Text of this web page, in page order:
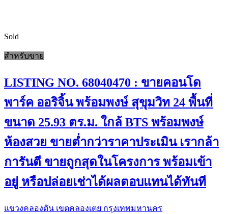
Sold
สำหรับขาย
LISTING NO. 68040470 : ขายคอนโด
พาร์ค ออริจิ้น พร้อมพงษ์ สุขุมวิท 24 พื้นที่
ขนาด 25.93 ตร.ม. ใกล้ BTS พร้อมพงษ์
ห้องสวย ขายต่ำกว่าราคาประเมิน เรากล้า
การันตี ขายถูกสุดในโครงการ พร้อมเข้า
อยู่ หรือปล่อยเช่าได้ผลตอบแทนได้ทันที
แขวงคลองตัน เขตคลองเตย กรุงเทพมหานคร